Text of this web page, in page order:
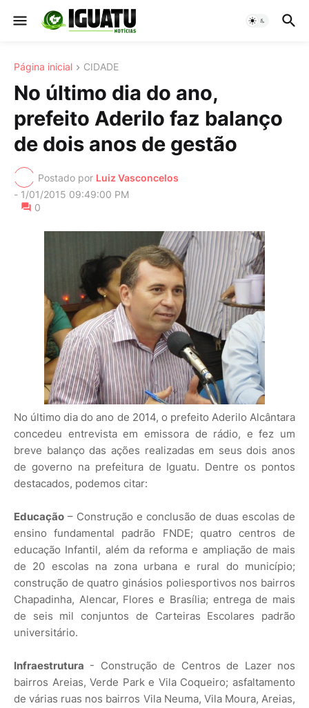
Página inicial CIDADE
No último dia do ano,
prefeito Aderilo faz balanço
de dois anos de gestão
Postado por Luiz Vasconcelos
- 1/01/2015 09:49:00 PM
0
No último dia do ano de 2014, o prefeito Aderilo Alcântara
concedeu entrevista em emissora de rádio, e fez um
breve balanço das ações realizadas em seus dois anos
de governo na prefeitura de Iguatu. Dentre os pontos
destacados, podemos citar:
Educação – Construção e conclusão de duas escolas de
ensino fundamental padrão FNDE; quatro centros de
educação Infantil, além da reforma e ampliação de mais
de 20 escolas na zona urbana e rural do município;
construção de quatro ginásios poliesportivos nos bairros
Chapadinha, Alencar, Flores e Brasília; entrega de mais
de seis mil conjuntos de Carteiras Escolares padrão
universitário.
Infraestrutura - Construção de Centros de Lazer nos
bairros Areias, Verde Park e Vila Coqueiro; asfaltamento
de várias ruas nos bairros Vila Neuma, Vila Moura, Areias,